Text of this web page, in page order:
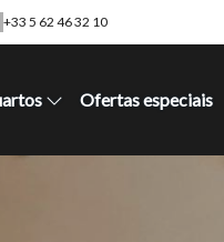
+33 5 62 46 32 10
Ofertas especiais